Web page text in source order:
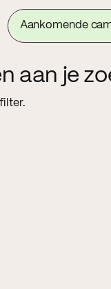
Aankomende
aan je